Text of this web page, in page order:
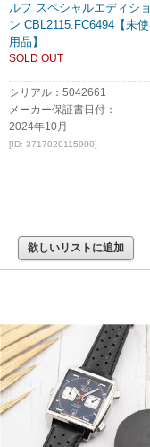
ルフ スペシャルエディショ
ン CBL2115.FC6494【未使
用品】
SOLD OUT
シリアル：5042661
メーカー保証書日付：
2024年10月
[ID: 3717020115900]
欲しいリストに追加